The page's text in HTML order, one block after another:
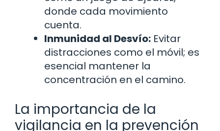
donde cada movimiento
cuenta.
Inmunidad al Desvío: Evitar
distracciones como el móvil; es
esencial mantener la
concentración en el camino.
La importancia de la
vigilancia en la prevención